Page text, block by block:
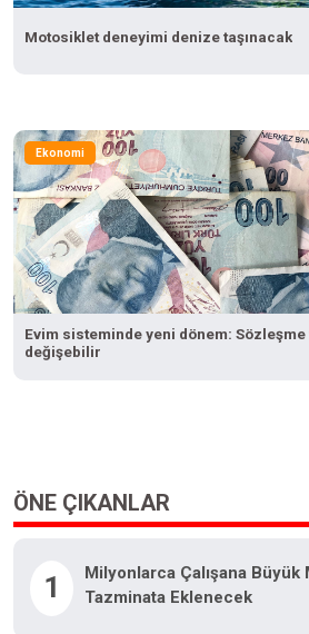
Motosiklet deneyimi denize taşınacak
Ekonomi
Evim sisteminde yeni dönem:
değişebilir
ÖNE ÇIKANLAR
1
Milyonlarca Çalışana Büyük
Tazminata Eklenecek